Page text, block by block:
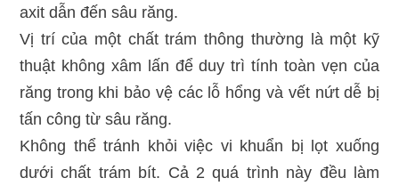
axit dẫn đến sâu răng.
Vị trí của một chất trám thông thường là một kỹ
thuật không xâm lấn để duy trì tính toàn vẹn của
răng trong khi bảo vệ các lỗ hổng và vết nứt dễ bị
tấn công từ sâu răng.
Không thể tránh khỏi việc vi khuẩn bị lọt xuống
dưới chất trám bít. Cả 2 quá trình này đều làm